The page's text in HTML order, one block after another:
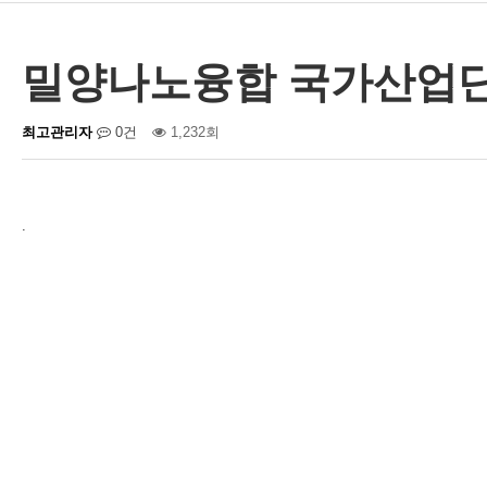
밀양나노융합 국가산업
최고관리자 0건 1,232회